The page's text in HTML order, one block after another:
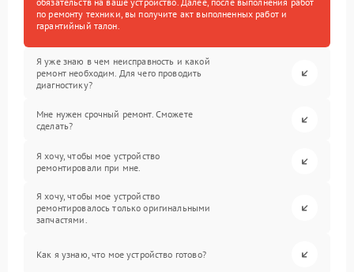
по ремонту техники, вы получите акт выполненных работ и
гарантийный талон.
Я уже знаю в чем неисправность и какой
ремонт необходим. Для чего проводить
диагностику?
Мне нужен срочный ремонт. Сможете
сделать?
Я хочу, чтобы мое устройство
ремонтировали при мне.
Я хочу, чтобы мое устройство
ремонтировалось только оригинальными
запчастями.
Как я узнаю, что мое устройство готово?